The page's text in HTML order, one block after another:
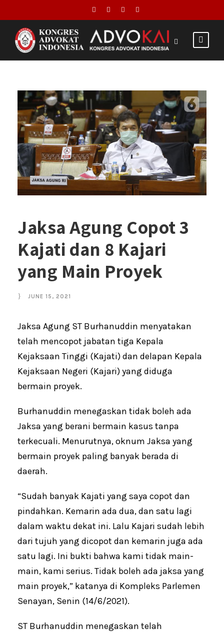
Jaksa Agung Copot 3
Kajati dan 8 Kajari
yang Main Proyek
JUNE 15, 2021
Jaksa Agung ST Burhanuddin menyatakan
telah mencopot jabatan tiga Kepala
Kejaksaan Tinggi (Kajati) dan delapan Kepala
Kejaksaan Negeri (Kajari) yang diduga
bermain proyek.
Burhanuddin menegaskan tidak boleh ada
Jaksa yang berani bermain kasus tanpa
terkecuali. Menurutnya, oknum Jaksa yang
bermain proyek paling banyak berada di
daerah.
“Sudah banyak Kajati yang saya copot dan
pindahkan. Kemarin ada dua, dan satu lagi
dalam waktu dekat ini. Lalu Kajari sudah lebih
dari tujuh yang dicopot dan kemarin juga ada
satu lagi. Ini bukti bahwa kami tidak main-
main, kami serius. Tidak boleh ada jaksa yang
main proyek,” katanya di Kompleks Parlemen
Senayan, Senin (14/6/2021).
ST Burhanuddin menegaskan telah